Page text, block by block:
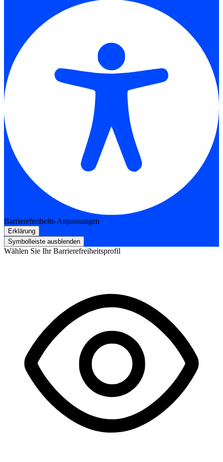
Barrierefreiheits-Anpassungen
Erklärung
Symbolleiste ausblenden
Wählen Sie Ihr Barrierefreiheitsprofil